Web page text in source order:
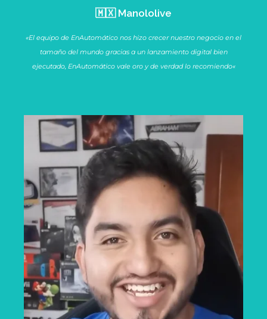
🇲🇽 Manololive​
«El equipo de EnAutomático nos hizo crecer nuestro negocio en el
tamaño del mundo gracias a un lanzamiento digital bien
ejecutado, EnAutomático vale oro y de verdad lo recomiendo«